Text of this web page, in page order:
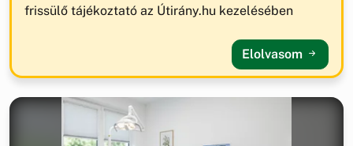
frissülő tájékoztató az Útirány.hu kezelésében
Elolvasom